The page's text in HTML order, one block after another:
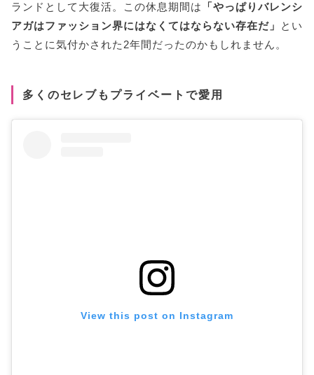
ランドとして大復活。この休息期間は
「やっぱりバレンシ
アガはファッション界にはなくてはならない存在だ」
とい
うことに気付かされた2年間だったのかもしれません。
多くのセレブもプライベートで愛用
View this post on Instagram